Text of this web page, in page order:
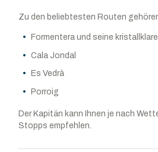
Zu den beliebtesten Routen
Formentera und seine
Cala Jondal
Es Vedrà
Porroig
Der Kapitän kann Ihnen je nach
Stopps empfehlen.